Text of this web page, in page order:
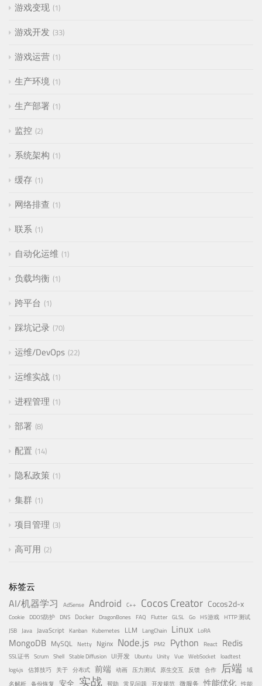
游戏变现 1
游戏开发 33
游戏运营 1
生产环境 1
生产部署 1
监控 2
系统架构 1
缓存 1
网络排查 1
联系 1
自动化运维 1
负载均衡 1
跨平台 1
踩坑记录 70
运维/DevOps 22
运维实战 1
进程管理 1
部署 8
配置 14
隐私政策 1
集群 1
项目管理 3
高可用 2
标签云
AI/机器学习 AdSense Android C++ Cocos Creator Cocos2d-x
Cookie DDOS防护 DNS Docker DragonBones FAQ Flutter GLSL Go H5游戏 HTTP 测试
JSB Java JavaScript Kanban Kubernetes LLM LangChain Linux LoRA
MongoDB MySQL Netty Nginx Node.js PM2 Python React Redis
SSL证书 Scrum Shell Stable Diffusion UI开发 Ubuntu Unity Vue WebSocket loadtest
log4js 估算技巧 关于 分布式 前端 动画 压力测试 原生交互 反馈 合作 后端 域
名解析 备份恢复 安全 实战 帮助 常见问题 开发规范 微服务 性能优化 性能